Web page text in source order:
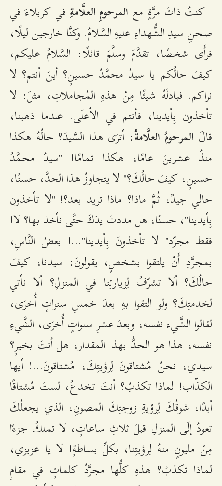
كنتُ ذاتَ مرَّةٍ مع المرحومِ العلَّامةِ في كربلاءَ في
صحنِ سيدِ الشُّهداءِ عليهِ السَّلامُ. وكنَّا خارجين ليلًا،
فرأَى شخصًا، تقدَّمَ وسلَّمَ قائلًا: السَّلامُ عليكم،
كيفَ حالُكم يا سيدُ محمَّدُ حسينٍ؟ أينَ أنتم؟ لا
نراكم. فبادلَهُ شيئًا مِنْ هذهِ المُجاملاتِ، مثلَ: لا
تأخذون بِأيدينا، فأنتم في الأعلَى. عندما ذهبنا،
قالَ المرحومُ العلَّامةُ: أترَى هذا السَّيدَ؟ حالُهُ هكذا
منذُ عشرينَ عامًا، هكذا تمامًا! "سيدُ محمَّدُ
حسينٍ، كيفَ حالُكَ؟" لا يتجاوزُ هذا الحدَّ، حسنًا،
حالي جيدٌ، ثُمَّ ماذا؟ ماذا تريد بعد؟! "لا تأخذون
بِأيدينا"، حسنًا، هل مددتَ يدَكَ حتَّى نأخذ بها؟ لا!
فقط مجرّد" لا تأخذونَ بِأيدينا"...! بعضُ النَّاسِ،
بمجرَّدِ أَنْ يلتقوا بشخصٍ، يقولونَ: سيدنا، كيفَ
حالُكَ؟ ألا تشرّفُ لِزيارتِنا في المنزلِ؟ ألا نأتي
لخدمتِكَ؟ ولو التقوا بهِ بعدَ خمسِ سنواتٍ أُخرَى،
لقالوا الشَّيء نفسه، وبعدَ عشرِ سنواتٍ أُخرَى، الشَّيءِ
نفسه، هذا هو الحدُّ بهذا المقدار، هل أنتَ بخيرٍ؟
سيدي، نحنُ مُشتاقونَ لِرؤيتِكَ، مُشتاقونَ...! أيها
الكذّاب! لماذا تكذبُ؟ أنتَ تخدعُ، لستَ مُشتاقًا
أبدًا، شوقُكَ لِرؤيةِ زوجتِكَ المصونِ، الذي يجعلُكَ
تعودُ إلَى المنزلِ قبلَ ثلاثِ ساعاتٍ، لا تملكُ جزءًا
مِنْ مليونٍ منهُ لِرؤيتِنا، بكلِّ بساطةٍ! لا يا عزيزي،
لماذا تكذبُ؟ هذهِ كلُّها مجرَّدُ كلماتٍ في مقامِ